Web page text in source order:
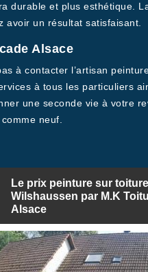
durable et plus esthétique.
avoir un résultat satisfaisant.
Alsace
à contacter l’artisan
à tous les particuliers
une seconde vie à votre
neuf.
Le prix peinture sur
Wilshaussen par M.K
Alsace